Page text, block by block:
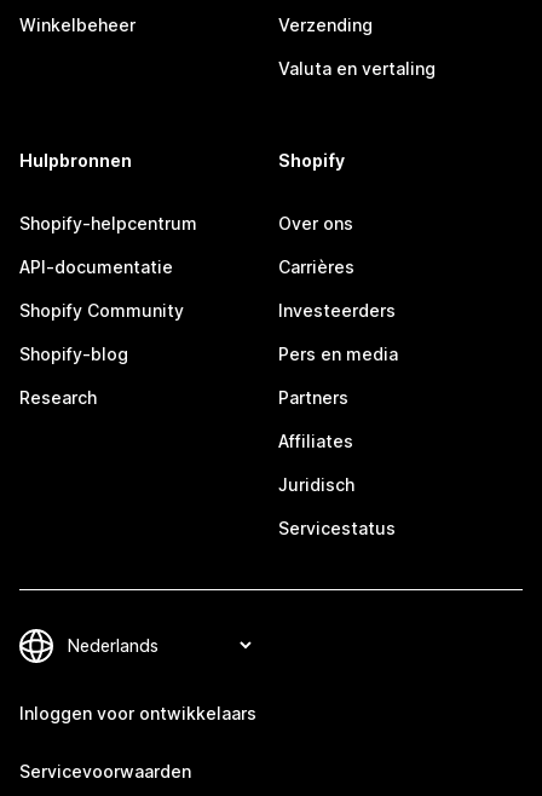
Winkelbeheer Verzending
Valuta en vertaling
Hulpbronnen
Shopify-helpcentrum
API-documentatie
Shopify Community
Shopify-blog
Research
Shopify
Over ons
Carrières
Investeerders
Pers en media
Partners
Affiliates
Juridisch
Servicestatus
Inloggen voor ontwikkelaars
Servicevoorwaarden